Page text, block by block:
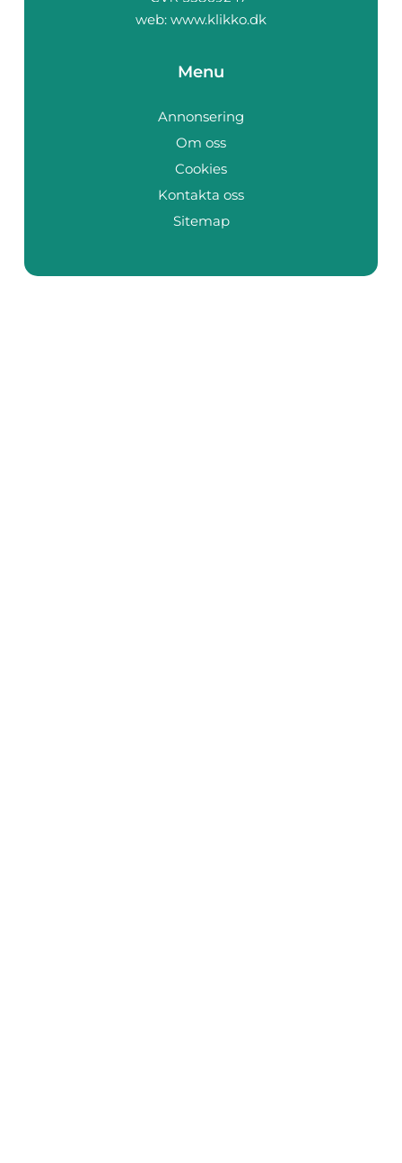
web: www.klikko.dk
Menu
Annonsering
Om oss
Cookies
Kontakta oss
Sitemap